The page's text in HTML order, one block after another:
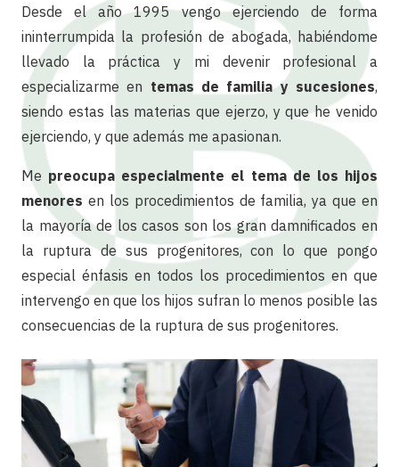
Desde el año 1995 vengo ejerciendo de forma
ininterrumpida la profesión de abogada, habiéndome
llevado la práctica y mi devenir profesional a
especializarme en temas de familia y sucesiones,
siendo estas las materias que ejerzo, y que he venido
ejerciendo, y que además me apasionan.
Me preocupa especialmente el tema de los hijos
menores en los procedimientos de familia, ya que en
la mayoría de los casos son los gran damnificados en
la ruptura de sus progenitores, con lo que pongo
especial énfasis en todos los procedimientos en que
intervengo en que los hijos sufran lo menos posible las
consecuencias de la ruptura de sus progenitores.